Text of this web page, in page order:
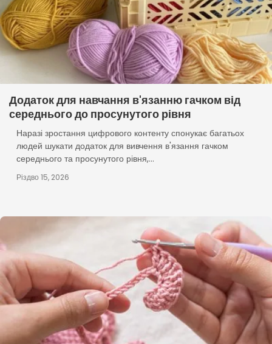
Додаток для навчання в'язанню гачком від
середнього до просунутого рівня
Наразі зростання цифрового контенту спонукає багатьох
людей шукати додаток для вивчення в'язання гачком
середнього та просунутого рівня,...
Різдво 15, 2026